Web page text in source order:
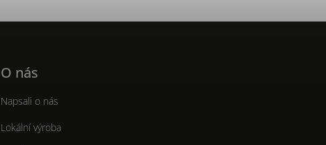
O nás
Napsali o nás
Lokální výroba